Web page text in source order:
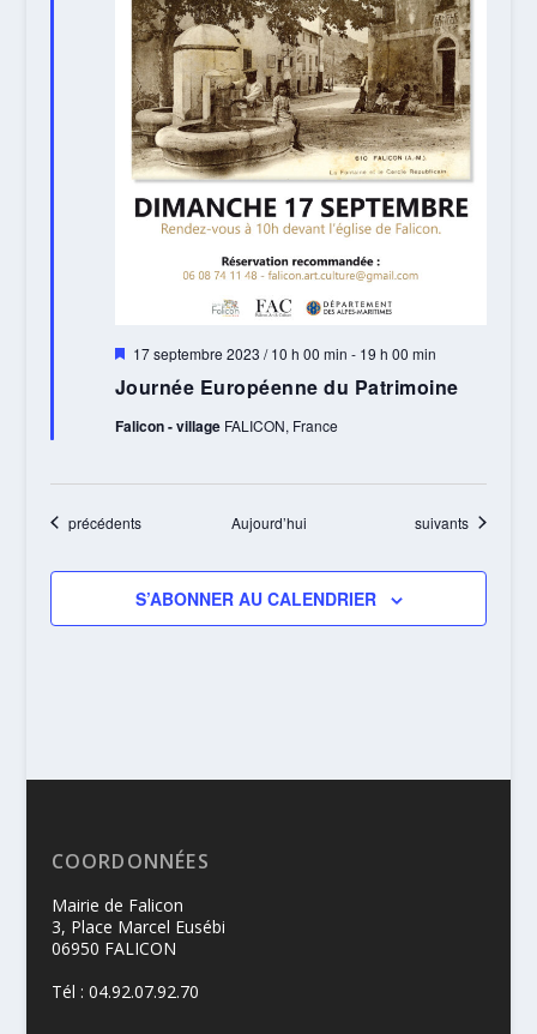
Journée Européenne du Patrimoine
Mis
avant
17 septembre 2023 / 10 h 00 min - 19 h 00 min
Falicon - village FALICON, France
Évènements
précédents Aujourd’hui Évènements
suivants
S’ABONNER AU CALENDRIER
COORDONNÉES
Mairie de Falicon
3, Place Marcel Eusébi
06950 FALICON
Tél : 04.92.07.92.70